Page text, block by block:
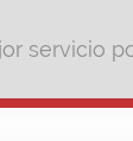
servicio